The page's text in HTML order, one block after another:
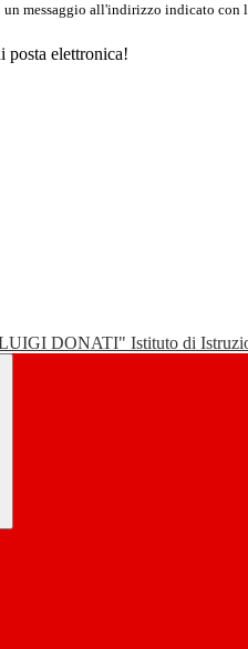
un messaggio all'indirizzo indicato con
posta elettronica!
Istituto di